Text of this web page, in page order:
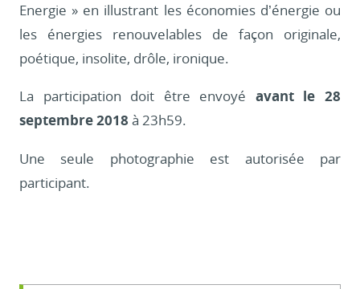
Energie » en illustrant les économies d’énergie ou
les énergies renouvelables de façon originale,
poétique, insolite, drôle, ironique.
La participation doit être envoyé avant le 28
septembre 2018 à 23h59.
Une seule photographie est autorisée par
participant.